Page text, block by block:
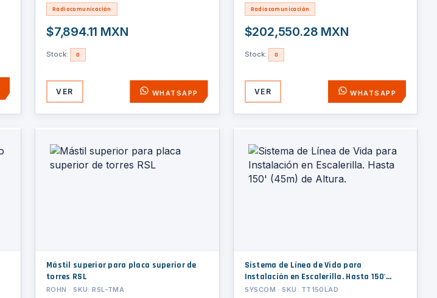
Radiocomunicación
$7,894.11 MXN
Stock: 0
VER WHATSAPP
Radiocomunicación
$202,550.28 MXN
Stock: 0
VER WHATSAPP
Mástil superior para placa superior de
torres RSL
ROHN · SKU: RSL-TMA
Sistema de Línea de Vida para
Instalación en Escalerilla. Hasta 150'
(45m) de Altura.
SYSCOM · SKU: TT150LAD